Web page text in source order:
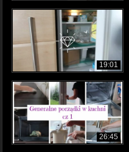
19:01
26:45